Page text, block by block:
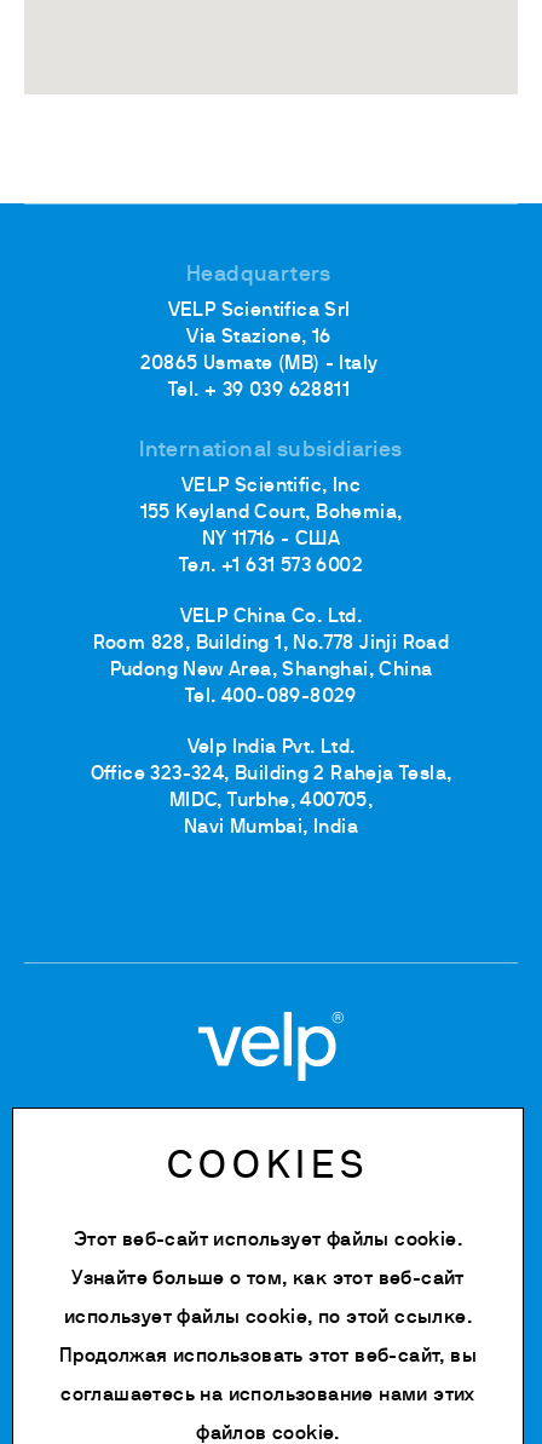
Headquarters
VELP Scientifica Srl
Via Stazione, 16
20865 Usmate (MB) - Italy
Tel. + 39 039 628811
International subsidiaries
VELP Scientific, Inc
155 Keyland Court, Bohemia,
NY 11716 - США
Тел. +1 631 573 6002
VELP China Co. Ltd.
Room 828, Building 1, No.778 Jinji Road
Pudong New Area, Shanghai, China
Tel. 400-089-8029
Velp India Pvt. Ltd.
Office 323-324, Building 2 Raheja Tesla,
MIDC, Turbhe, 400705,
Navi Mumbai, India
Tax Code: 06955700155
REA number: MB-1129804
Paid up share capital: € 500.000 fully paid.
Политика конфиденциальности
Cookie Policy
COOKIES
Этот веб-сайт использует файлы cookie.
Узнайте больше о том, как этот веб-сайт
использует файлы cookie, поэтой ссылке.
Продолжая использовать этот веб-сайт, вы
соглашаетесь на использование нами этих
файлов cookie.